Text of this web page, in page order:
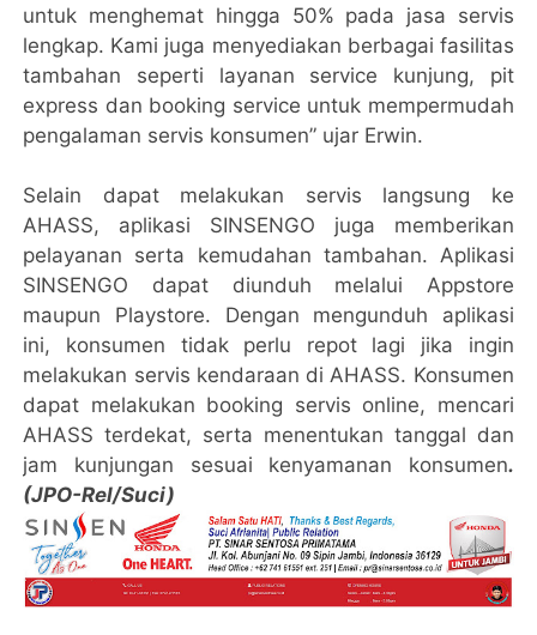
untuk menghemat hingga 50% pada jasa servis
lengkap. Kami juga menyediakan berbagai fasilitas
tambahan seperti layanan service kunjung, pit
express dan booking service untuk mempermudah
pengalaman servis konsumen” ujar Erwin.
Selain dapat melakukan servis langsung ke
AHASS, aplikasi SINSENGO juga memberikan
pelayanan serta kemudahan tambahan. Aplikasi
SINSENGO dapat diunduh melalui Appstore
maupun Playstore. Dengan mengunduh aplikasi
ini, konsumen tidak perlu repot lagi jika ingin
melakukan servis kendaraan di AHASS. Konsumen
dapat melakukan booking servis online, mencari
AHASS terdekat, serta menentukan tanggal dan
jam kunjungan sesuai kenyamanan konsumen.
(JPO-Rel/Suci)